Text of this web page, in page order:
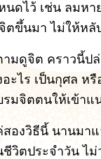
นดไว้ เช่น ลมห
ตขึ้นมา ไม่ให้หลั
มดูจิต คราวนี้ป
ะไร เป็นกุศล ห
รมจิตตนให้เข้าแ
องวิธีนี้ นานมา
ชีวิตประจำวัน ไ